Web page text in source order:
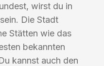
wirst du in
Die Stadt
Stätten wie das
bekannten
kannst auch den